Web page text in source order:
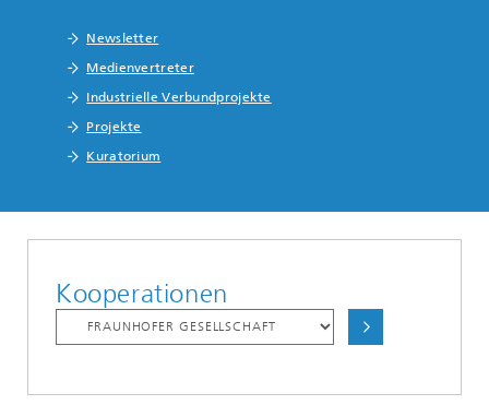
Newsletter
Medienvertreter
Industrielle Verbundprojekte
Projekte
Kuratorium
Kooperationen